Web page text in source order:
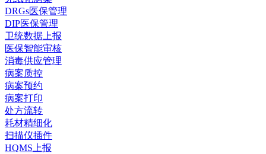
DRGs医保管理
DIP医保管理
卫统数据上报
医保智能审核
消毒供应管理
病案质控
病案预约
病案打印
处方流转
耗材精细化
扫描仪插件
HQMS上报